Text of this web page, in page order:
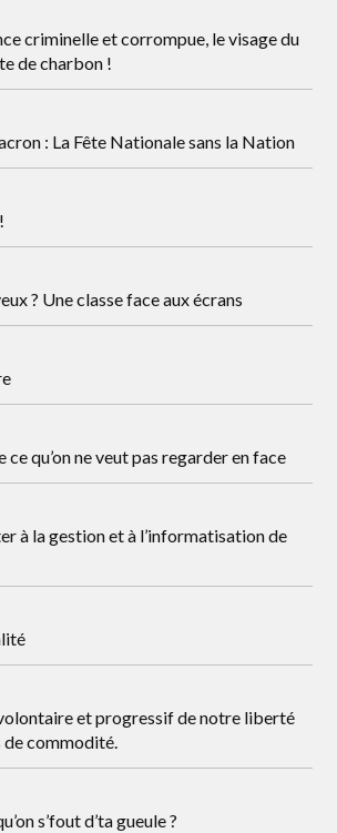
criminelle et corrompue, le visage du
de charbon !
: La Fête Nationale sans la Nation
? Une classe face aux écrans
ce qu’on ne veut pas regarder en face
à la gestion et à l’informatisation de
et progressif de notre liberté
commodité.
s’fout d’ta gueule ?